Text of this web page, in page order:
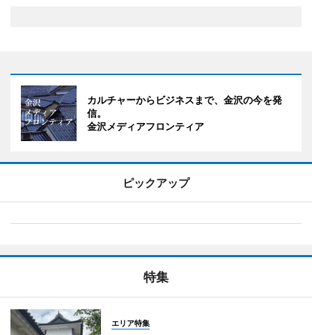
カルチャーからビジネスまで、金沢の今を発
信。
金沢メディアフロンティア
ピックアップ
特集
エリア特集